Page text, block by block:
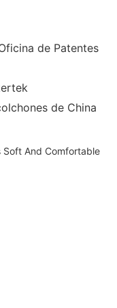
de Patentes
de China